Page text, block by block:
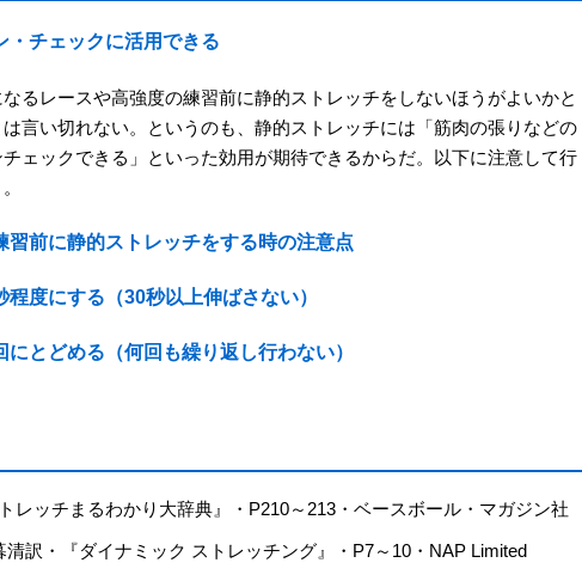
・チェックに活用できる
るレースや高強度の練習前に静的ストレッチをしないほうがよいかと
言い切れない。というのも、静的ストレッチには「筋肉の張りなどの
ェックできる」といった効用が期待できるからだ。以下に注意して行
習前に静的ストレッチをする時の注意点
度にする（30秒以上伸ばさない）
とどめる（何回も繰り返し行わない）
レッチまるわかり大辞典』・P210～213・ベースボール・マガジン社
清訳・『ダイナミック ストレッチング』・P7～10・NAP Limited